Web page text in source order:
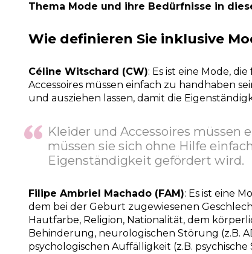
Thema Mode und ihre Bedürfnisse in
Wie definieren Sie inklusive
Céline Witschard (CW): Es ist eine Mode,
Accessoires müssen einfach zu handhaben
und ausziehen lassen, damit die
Kleider und Accessoires müssen
müssen sie sich ohne Hilfe
Eigenständigkeit gefördert wird.
Filipe Ambriel Machado (FAM): Es ist eine
dem bei der Geburt zugewiesenen
Hautfarbe, Religion, Nationalität, dem
Behinderung, neurologischen Störung (z.B.
psychologischen Auffälligkeit (z.B.